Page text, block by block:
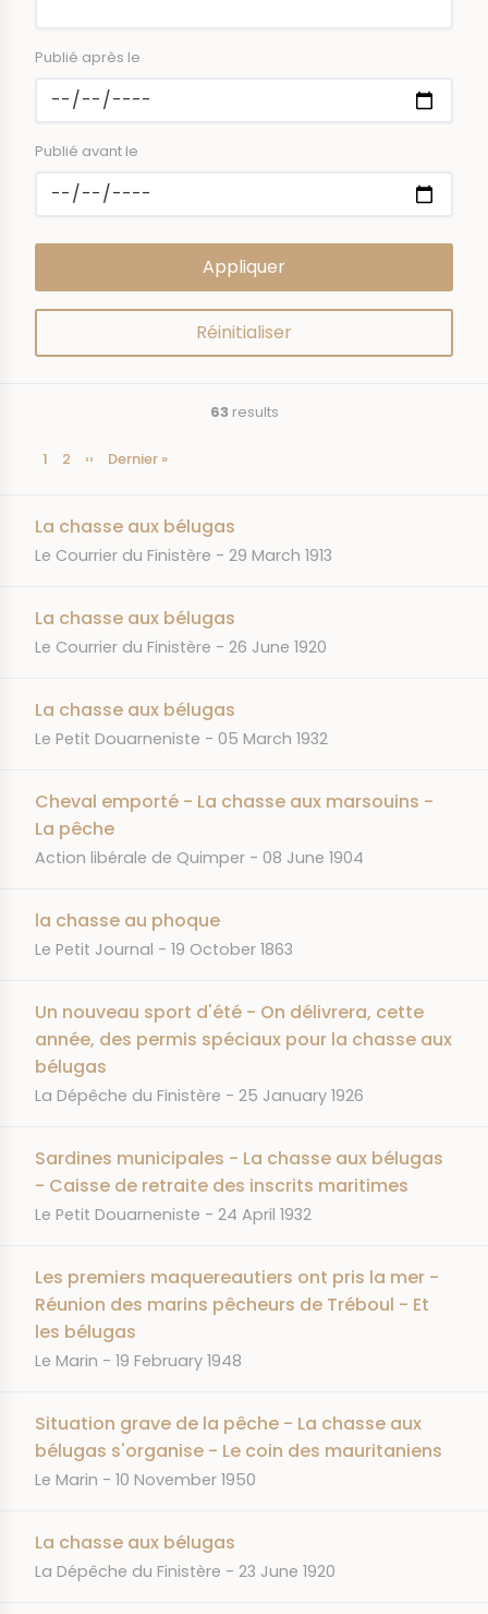
Publié après le
Publié avant le
63 results
Pagination
Current
1 Page
2
Next
››
Last
Dernier »
La chasse aux bélugas
JOURNAL
Le Courrier du Finistère DATE
29 March 1913
La chasse aux bélugas
JOURNAL
Le Courrier du Finistère DATE
26 June 1920
La chasse aux bélugas
JOURNAL
Le Petit Douarneniste DATE
05 March 1932
Cheval emporté - La chasse aux marsouins -
La pêche
JOURNAL
Action libérale de Quimper DATE
08 June 1904
la chasse au phoque
JOURNAL
Le Petit Journal DATE
19 October 1863
Un nouveau sport d'été - On délivrera, cette
année, des permis spéciaux pour la chasse aux
bélugas
JOURNAL
La Dépêche du Finistère DATE
25 January 1926
Sardines municipales - La chasse aux bélugas
- Caisse de retraite des inscrits maritimes
JOURNAL
Le Petit Douarneniste DATE
24 April 1932
Les premiers maquereautiers ont pris la mer -
Réunion des marins pêcheurs de Tréboul - Et
les bélugas
JOURNAL
Le Marin DATE
19 February 1948
Situation grave de la pêche - La chasse aux
bélugas s'organise - Le coin des mauritaniens
JOURNAL
Le Marin DATE
10 November 1950
La chasse aux bélugas
JOURNAL
La Dépêche du Finistère DATE
23 June 1920